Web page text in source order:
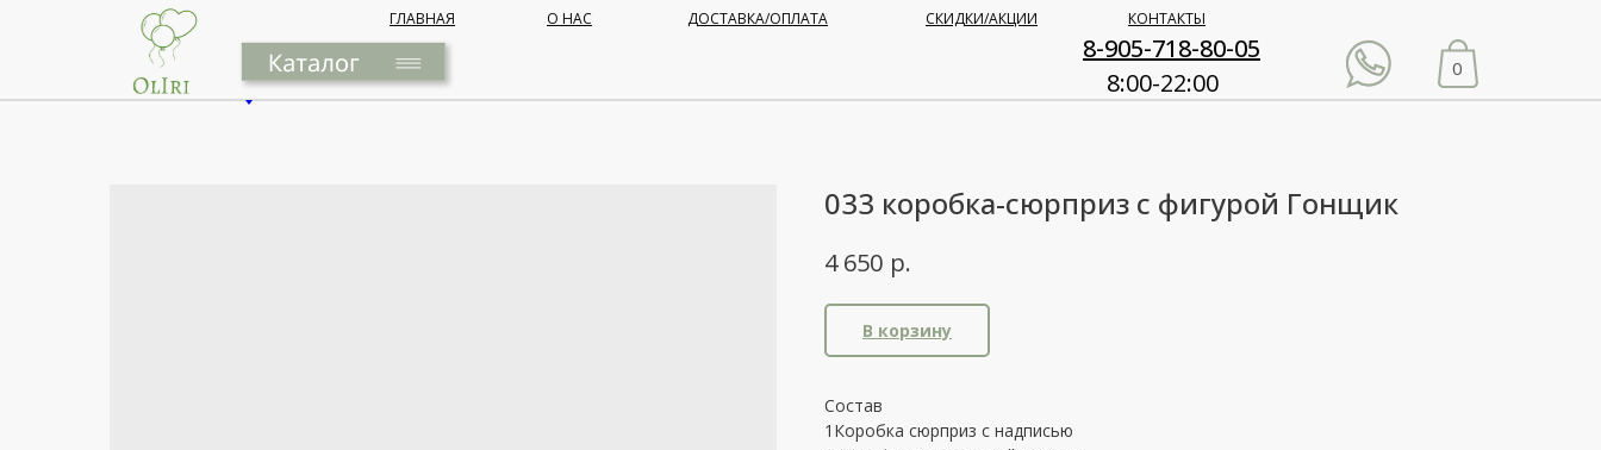
8-905-718-80-05
О НАС
ГЛАВНАЯ СКИДКИ/АКЦИИ
ДОСТАВКА/ОПЛАТА КОНТАКТЫ
0
8:00-22:00
033 коробка-сюрприз с фигурой Гонщик
4 650 р.
В корзину
Состав
1Коробка сюрприз с надписью